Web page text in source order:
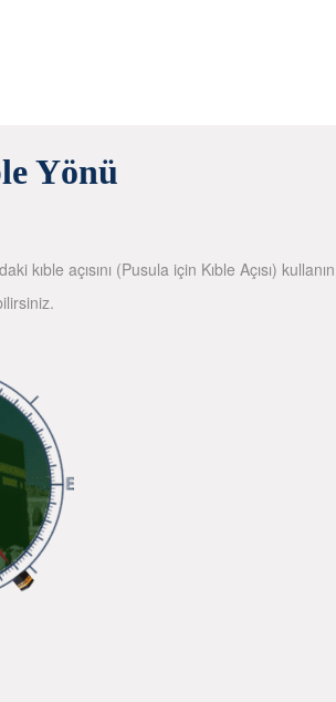
Yönü
açısını (Pusula için Kıble Açısı)